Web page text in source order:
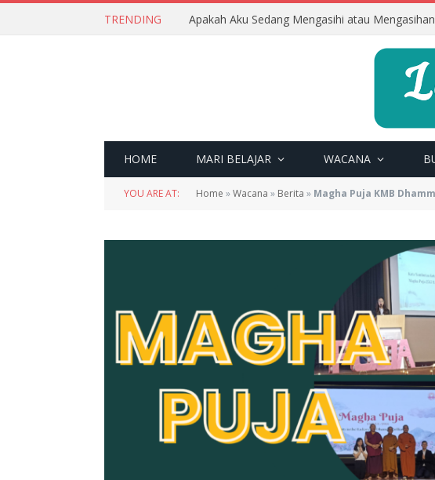
TRENDING Apakah Aku Sedang Mengasihi atau
HOME MARI BELAJAR WACANA
YOU ARE AT: Home »Wacana » Berita » Magha Puja KMB